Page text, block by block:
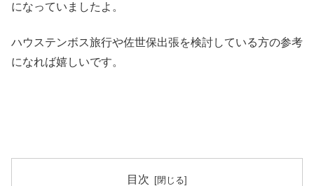
になっていましたよ。
ハウステンボス旅行や佐世保出張を検討している方の参考
になれば嬉しいです。
目次